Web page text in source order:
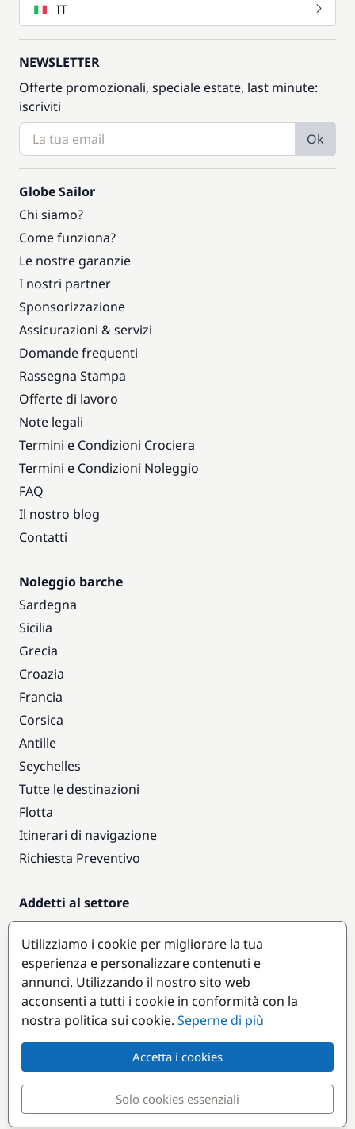
IT
NEWSLETTER
Offerte promozionali, speciale estate, last minute:
iscriviti
Ok
Globe Sailor
Chi siamo?
Come funziona?
Le nostre garanzie
I nostri partner
Sponsorizzazione
Assicurazioni & servizi
Domande frequenti
Rassegna Stampa
Offerte di lavoro
Note legali
Termini e Condizioni Crociera
Termini e Condizioni Noleggio
FAQ
Il nostro blog
Contatti
Noleggio barche
Sardegna
Sicilia
Grecia
Croazia
Francia
Corsica
Antille
Seychelles
Tutte le destinazioni
Flotta
Itinerari di navigazione
Richiesta Preventivo
Addetti al settore
Accesso armatori
Diventare partner
Destinazioni popolari
Utilizziamo i cookie per migliorare la tua
esperienza e personalizzare contenuti e
annunci. Utilizzando il nostro sito web
acconsenti a tutti i cookie in conformità con la
nostra politica sui cookie. Seperne di più
Accetta i cookies
Solo cookies essenziali